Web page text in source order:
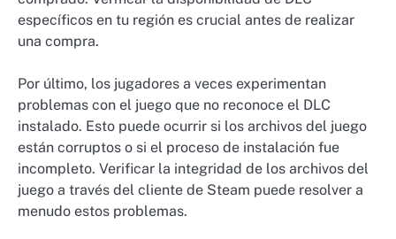
específicos en tu región es crucial antes de realizar
una compra.
Por último, los jugadores a veces experimentan
problemas con el juego que no reconoce el DLC
instalado. Esto puede ocurrir si los archivos del juego
están corruptos o si el proceso de instalación fue
incompleto. Verificar la integridad de los archivos del
juego a través del cliente de Steam puede resolver a
menudo estos problemas.